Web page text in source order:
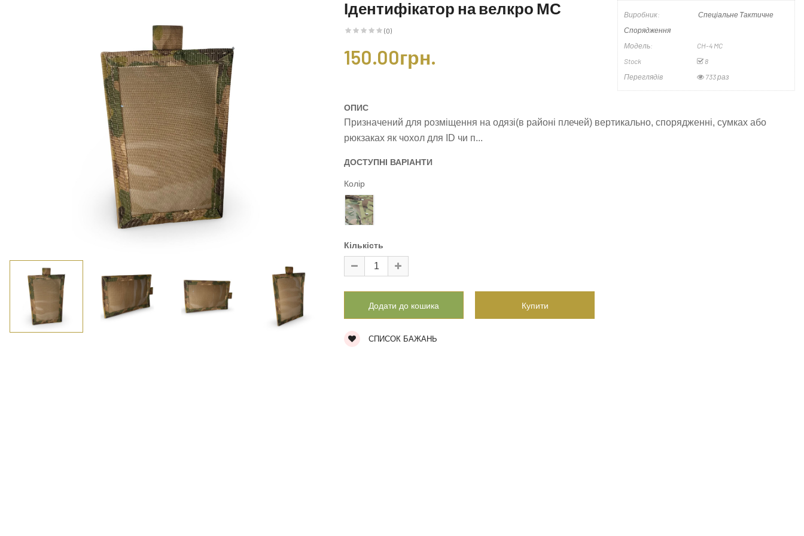
Ідентифікатор на велкро МС
(0)
150.00грн.
Виробник:
Спеціальне Тактичне
Спорядження
Модель:
CH-4 MC
Stock
8
Переглядів
733 раз
ОПИС
Призначений для розміщення на одязі(в районі плечей) вертикально, спорядженні, сумках або
рюкзаках як чохол для ID чи п...
ДОСТУПНІ ВАРІАНТИ
Колір
Кількість
СПИСОК БАЖАНЬ